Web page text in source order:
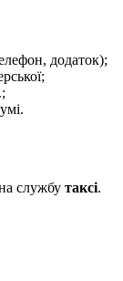
додаток);
службу таксі.